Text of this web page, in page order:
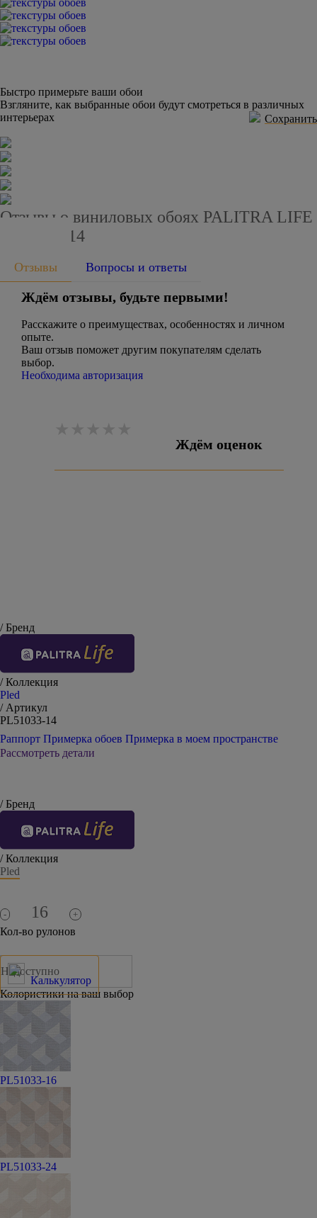
Быстро примерьте ваши обои
Взгляните, как выбранные обои будут смотреться в различных
интерьерах
Сохранить
Отзывы о виниловых обоях PALITRA LIFE
PL51033-14
Отзывы Вопросы и ответы
Ждём отзывы, будьте первыми!
Расскажите о преимуществах, особенностях и личном
опыте.
Ваш отзыв поможет другим покупателям сделать
выбор.
Необходима авторизация
Ждём оценок
/ Бренд
/ Коллекция
Pled
/ Артикул
PL51033-14
Раппорт Примерка обоев Примерка в моем пространстве
Рассмотреть детали
/ Бренд
/ Коллекция
Pled
- +
Кол-во рулонов
Калькулятор
Недоступно
Колористики на ваш выбор
PL51033-16
PL51033-24